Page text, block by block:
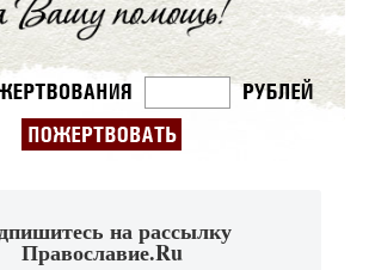
на рассылку
Православие.Ru